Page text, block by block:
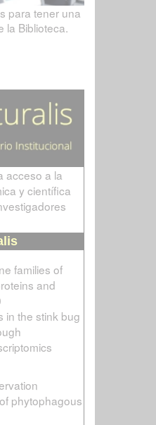
para tener una
la Biblioteca.
acceso a la
y científica
families of
and
in the stink bug
phytophagous